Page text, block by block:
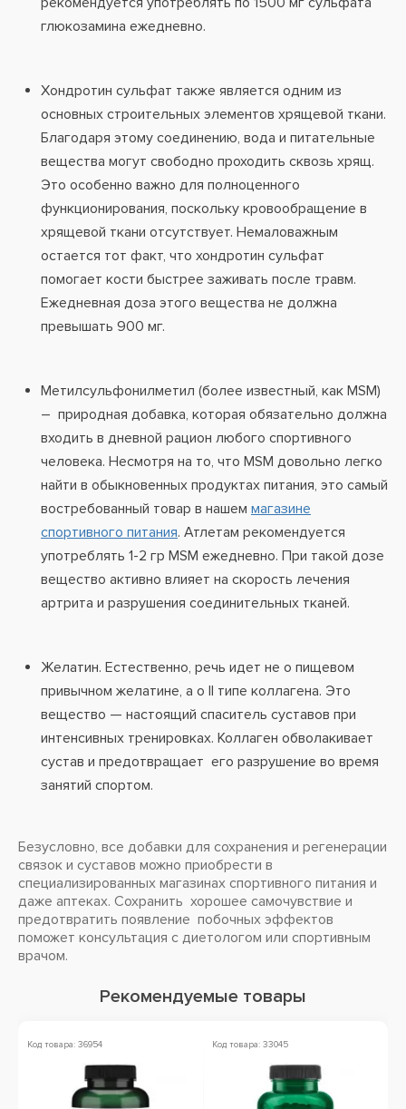
глюкозамина ежедневно.
Хондротин сульфат также является одним из
основных строительных элементов хрящевой ткани.
Благодаря этому соединению, вода и питательные
вещества могут свободно проходить сквозь хрящ.
Это особенно важно для полноценного
функционирования, поскольку кровообращение в
хрящевой ткани отсутствует. Немаловажным
остается тот факт, что хондротин сульфат
помогает кости быстрее заживать после травм.
Ежедневная доза этого вещества не должна
превышать 900 мг.
Метилсульфонилметил (более известный, как MSM)
– природная добавка, которая обязательно должна
входить в дневной рацион любого спортивного
человека. Несмотря на то, что MSM довольно легко
найти в обыкновенных продуктах питания, это самый
востребованный товар в нашем магазине
спортивного питания. Атлетам рекомендуется
употреблять 1-2 гр MSM ежедневно. При такой дозе
вещество активно влияет на скорость лечения
артрита и разрушения соединительных тканей.
Желатин. Естественно, речь идет не о пищевом
привычном желатине, а о II типе коллагена. Это
вещество — настоящий спаситель суставов при
интенсивных тренировках. Коллаген обволакивает
сустав и предотвращает его разрушение во время
занятий спортом.
Безусловно, все добавки для сохранения и регенерации
связок и суставов можно приобрести в
специализированных магазинах спортивного питания и
даже аптеках. Сохранить хорошее самочувствие и
предотвратить появление побочных эффектов
поможет консультация с диетологом или спортивным
врачом.
Рекомендуемые товары
Код товара: 36954 Код товара: 33045